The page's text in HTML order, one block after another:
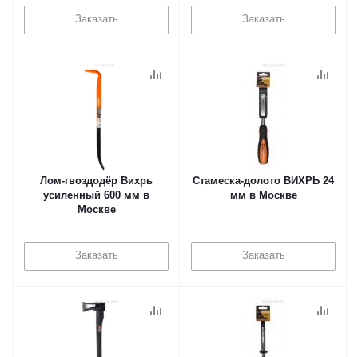
Заказать Заказать
Лом-гвоздодёр Вихрь
усиленный 600 мм в
Москве
Заказать
Стамеска-долото ВИХРЬ 24
мм в Москве
Заказать